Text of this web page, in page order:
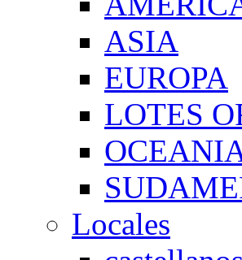
ASIA
EUROPA
LOTES
Locales